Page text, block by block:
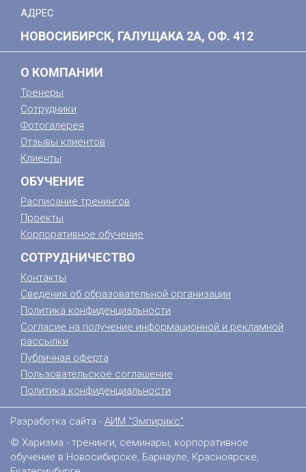
АДРЕС
НОВОСИБИРСК, ГАЛУЩАКА 2А, ОФ. 412
О КОМПАНИИ
Тренеры
Сотрудники
Фотогалерея
Отзывы клиентов
Клиенты
ОБУЧЕНИЕ
Расписание тренингов
Проекты
Корпоративное обучение
СОТРУДНИЧЕСТВО
Контакты
Сведения об образовательной организации
Политика конфиденциальности
Согласие на получение информационной и рекламной
рассылки
Публичная оферта
Пользовательское соглашение
Политика конфиденциальности
Разработка сайта - АИМ "Эмпирикс"
© Харизма - тренинги, семинары, корпоративное
обучение в Новосибирске, Барнауле, Красноярске,